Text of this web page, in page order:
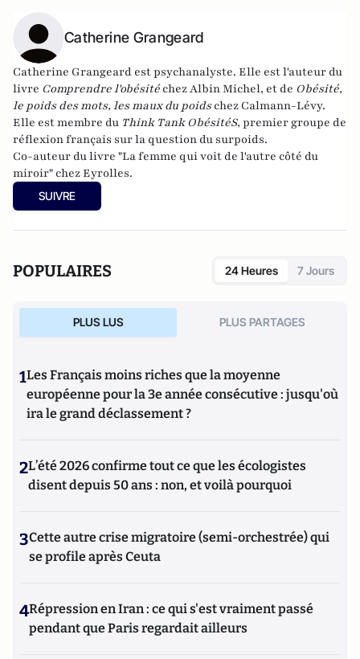
Catherine Grangeard
Catherine Grangeard est psychanalyste. Elle est l'auteur du
livre Comprendre l'obésitéchez Albin Michel, et de Obésité,
le poids des mots, les maux du poids chez Calmann-Lévy.
Elle est membre du Think Tank ObésitéS, premier groupe de
réflexion français sur la question du surpoids.
Co-auteur du livre "La femme qui voit de l'autre côté du
miroir" chez Eyrolles.
SUIVRE
POPULAIRES 24 Heures 7 Jours
PLUS LUS PLUS PARTAGES
1Les Français moins riches que la moyenne
européenne pour la 3e année consécutive : jusqu'où
ira le grand déclassement ?
2L’été 2026 confirme tout ce que les écologistes
disent depuis 50 ans : non, et voilà pourquoi
3Cette autre crise migratoire (semi-orchestrée) qui
se profile après Ceuta
4Répression en Iran : ce qui s'est vraiment passé
pendant que Paris regardait ailleurs